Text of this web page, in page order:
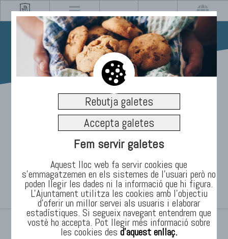
08/11/2019
La Biblioteca i el Museu
del Ter exposen la
centenària relació de
Manlleu amb l’esperanto
INICI / TEMES / Informació / Notícies
Rebutja galetes
Accepta galetes
Fem servir galetes
Aquest lloc web fa servir cookies que
s’emmagatzemen en els sistemes de l'usuari però no
poden llegir les dades ni la informació que hi figura.
L'Ajuntament utilitza les cookies amb l'objectiu
d’oferir un millor servei als usuaris i elaborar
estadístiques. Si segueix navegant entendrem que
vostè ho accepta. Pot llegir més informació sobre
les cookies desd’aquest enllaç.